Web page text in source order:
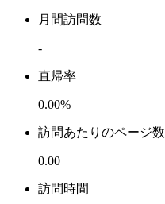
月間訪問数
-
直帰率
0.00%
訪問あたりのページ数
0.00
訪問時間